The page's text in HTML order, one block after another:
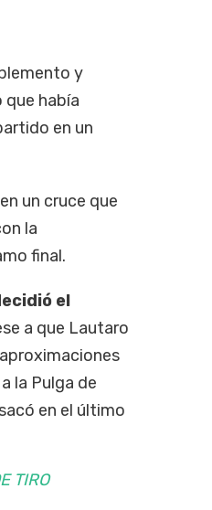
y
había
en un
un cruce que
la
final.
el
a que Lautaro
la Pulga de
en el último
TIRO